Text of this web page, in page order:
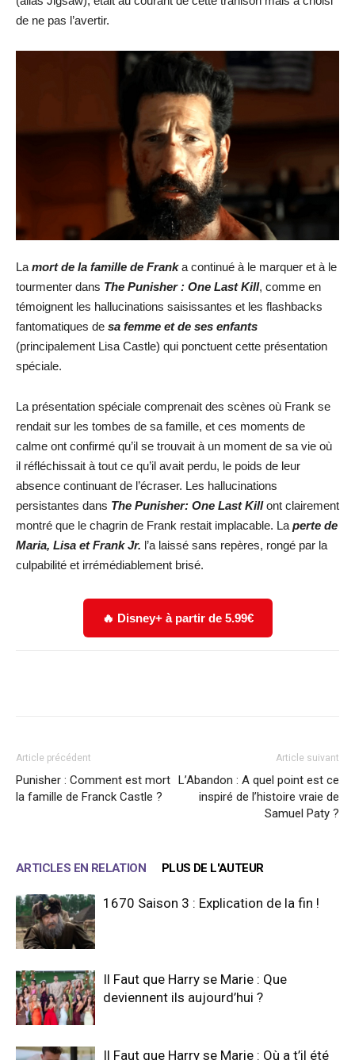
de ne pas l’avertir.
La mort de la famille de Franka continué à le marquer et à le
tourmenter dans The Punisher : One Last Kill, comme en
témoignent les hallucinations saisissantes et les flashbacks
fantomatiques de sa femme et de ses enfants
(principalement Lisa Castle) qui ponctuent cette présentation
spéciale.
La présentation spéciale comprenait des scènes où Frank se
rendait sur les tombes de sa famille, et ces moments de
calme ont confirmé qu’il se trouvait à un moment de sa vie où
il réfléchissait à tout ce qu’il avait perdu, le poids de leur
absence continuant de l’écraser. Les hallucinations
persistantes dans The Punisher: One Last Killont clairement
montré que le chagrin de Frank restait implacable. La perte de
Maria, Lisa et Frank Jr. l’a laissé sans repères, rongé par la
culpabilité et irrémédiablement brisé.
🔥 Disney+ à partir de 5.99€
Article précédent
Punisher : Comment est mort
la famille de Franck Castle ?
Article suivant
L’Abandon : A quel point est ce
inspiré de l’histoire vraie de
Samuel Paty ?
ARTICLES EN RELATION PLUS DE L'AUTEUR
1670 Saison 3 : Explication de la fin !
Il Faut que Harry se Marie : Que
deviennent ils aujourd’hui ?
Il Faut que Harry se Marie : Où a t’il été